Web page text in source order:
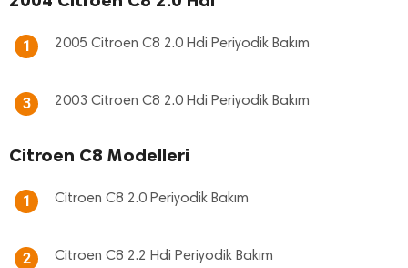
1 2005 Citroen C8 2.0 Hdi Periyodik Bakım
3 2003 Citroen C8 2.0 Hdi Periyodik Bakım
Citroen C8 Modelleri
1 Citroen C8 2.0 Periyodik Bakım
2 Citroen C8 2.2 Hdi Periyodik Bakım